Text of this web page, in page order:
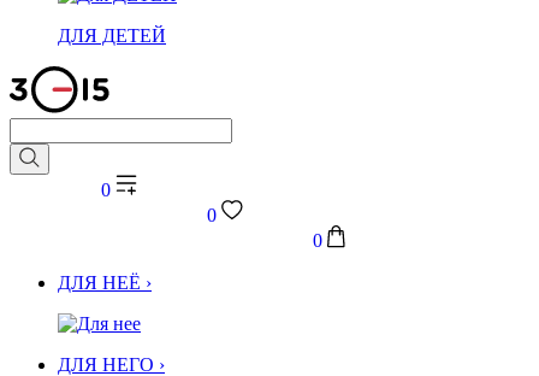
ДЛЯ ДЕТЕЙ
0
0
0
ДЛЯ НЕЁ ›
ДЛЯ НЕГО ›